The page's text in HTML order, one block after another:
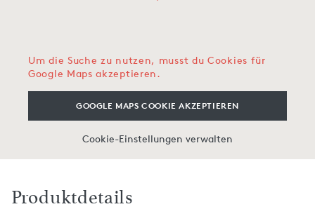
Um die Suche zu nutzen, musst du Cookies für
Google Maps akzeptieren.
GOOGLE MAPS COOKIE AKZEPTIEREN
Cookie-Einstellungen verwalten
Produktdetails